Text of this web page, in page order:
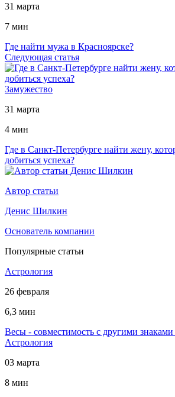
31 марта
7 мин
Где найти мужа в Красноярске?
Следующая статья
Замужество
31 марта
4 мин
Где в Санкт-Петербурге найти жену,
добиться успеха?
Автор статьи
Денис Шилкин
Основатель компании
Популярные статьи
Астрология
26 февраля
6,3 мин
Весы - совместимость с другими знаками
Астрология
03 марта
8 мин